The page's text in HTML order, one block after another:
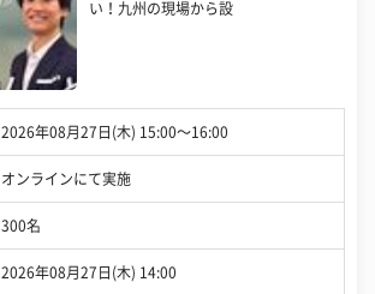
い！九州の現場から設
2026年08月27日(木) 15:00〜16:00
オンラインにて実施
300名
2026年08月27日(木) 14:00